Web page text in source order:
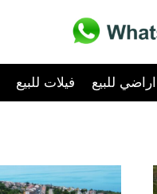
فيلات للبيع اراضي للبيع